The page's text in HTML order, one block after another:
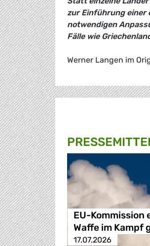
zur Einführung einer
notwendigen
Fälle wie
Werner Langen im
EU-
Waffe im Kampf
17.07.2026